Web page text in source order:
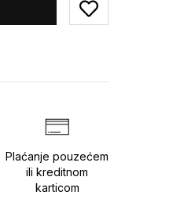
Add to favorites
Plaćanje pouzećem
ili kreditnom
karticom